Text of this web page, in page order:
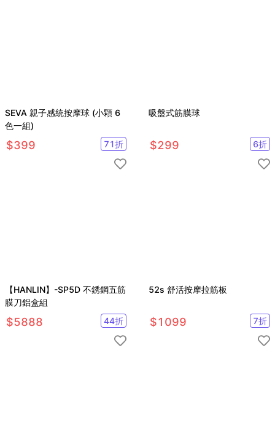
SEVA 親子感統按摩球 (小顆 6
色一組)
$399 71折
吸盤式筋膜球
$299 6折
【HANLIN】-SP5D 不銹鋼五筋
膜刀鋁盒組
$5888 44折
52s 舒活按摩拉筋板
$1099 7折